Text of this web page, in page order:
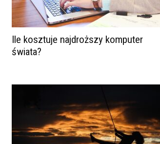
Ile kosztuje najdroższy komputer
świata?